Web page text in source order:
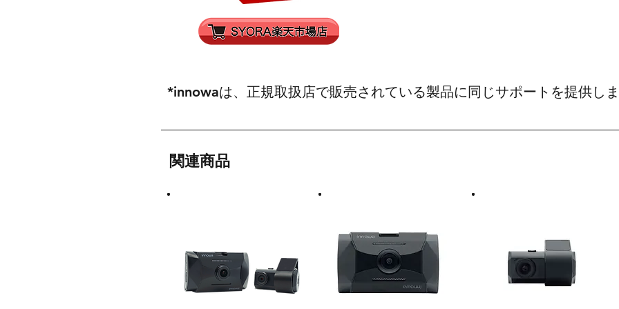
*innowaは、正規取扱店で販売されている製品に同じサポートを提供し
関連商品